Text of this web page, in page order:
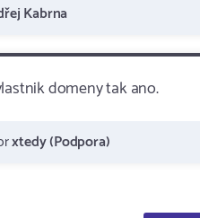
Kabrna
domeny tak ano.
xtedy (Podpora)